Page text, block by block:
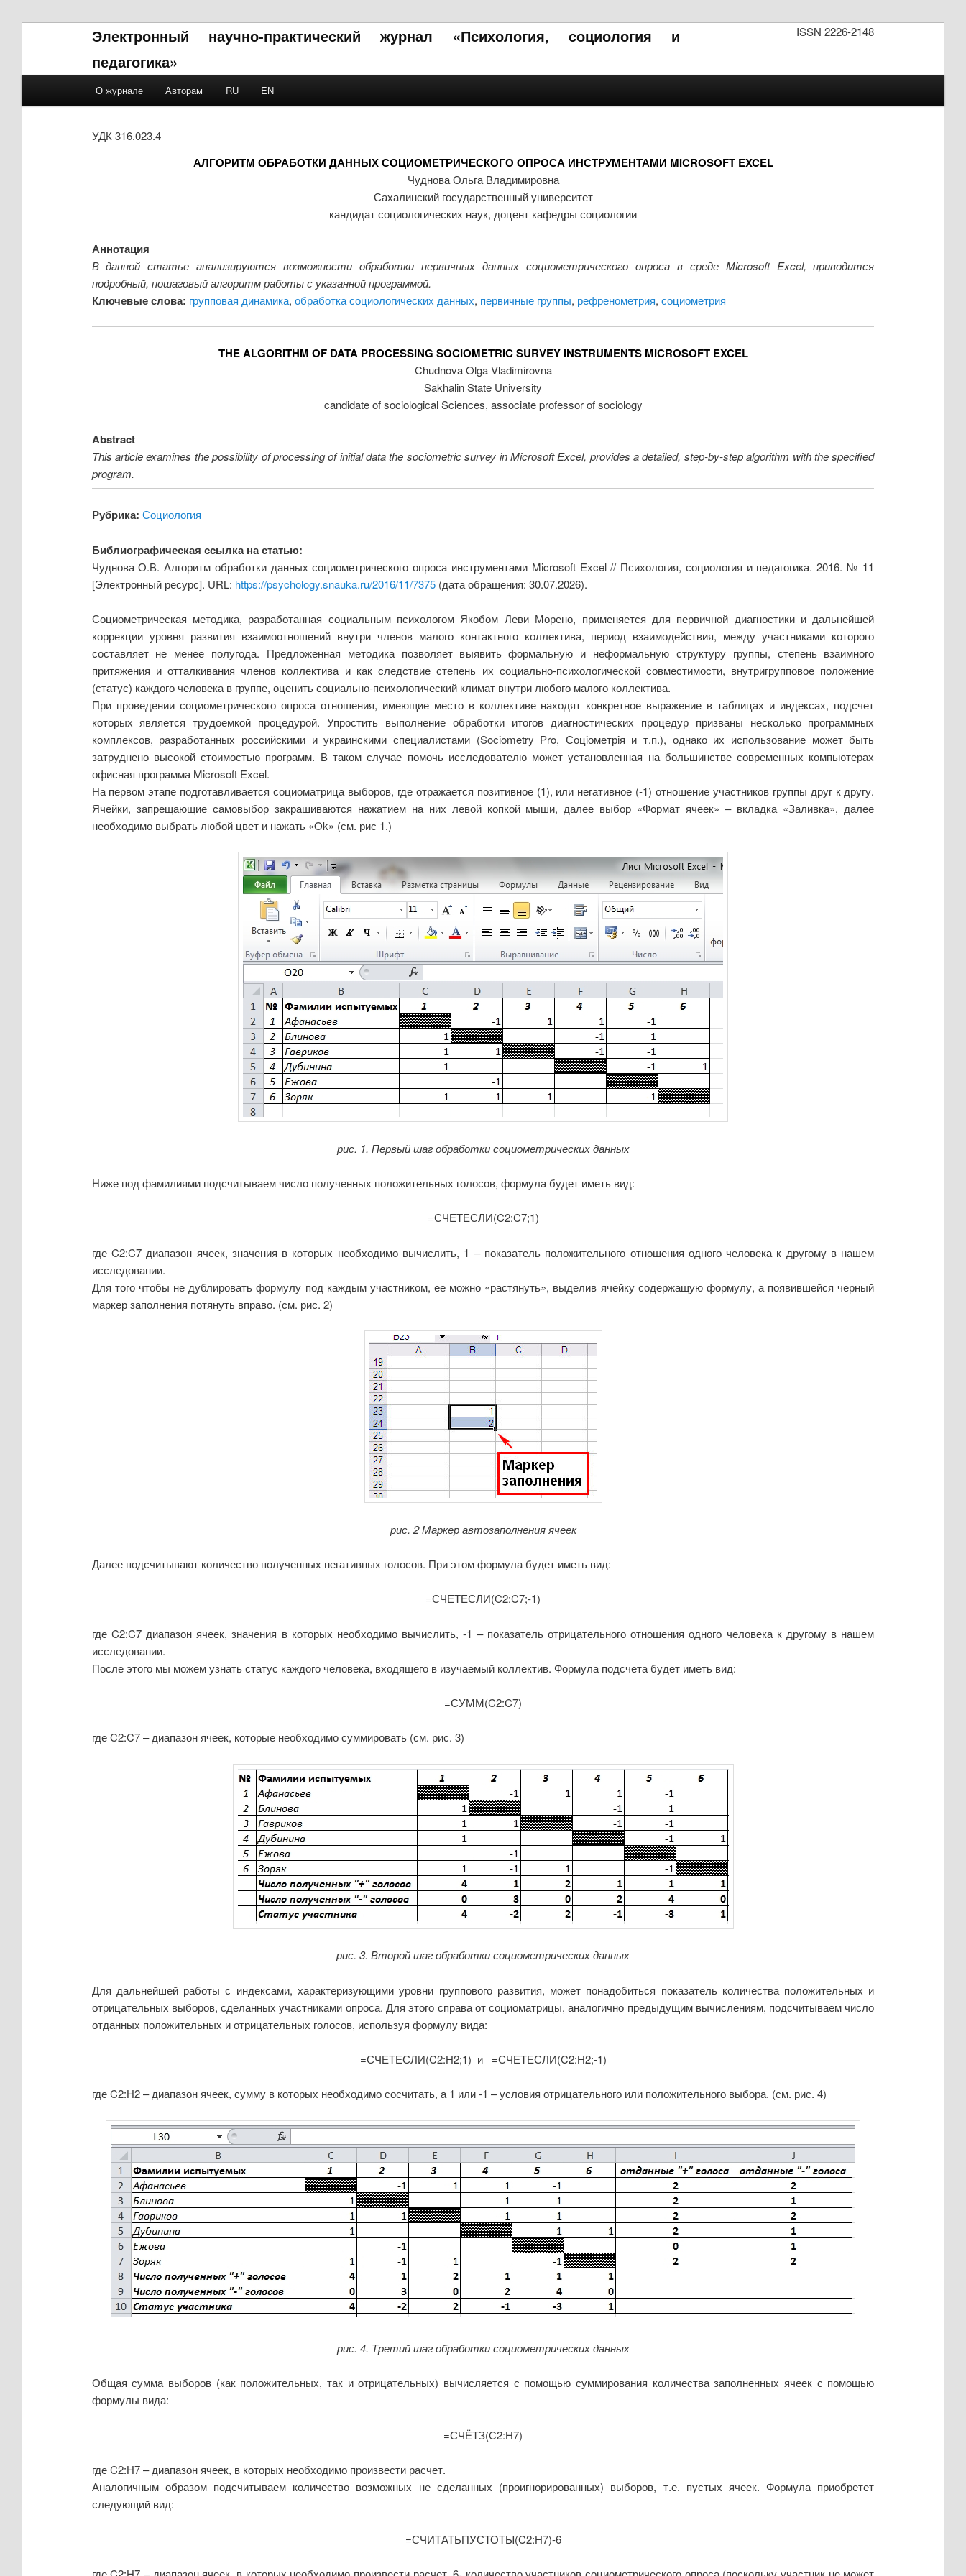
ISSN 2226-2148
Электронный научно-практический журнал «Психология, социология и
педагогика»
Skip to primary content
Skip to secondary content
О журнале Авторам RU EN
УДК 316.023.4
АЛГОРИТМ ОБРАБОТКИ ДАННЫХ СОЦИОМЕТРИЧЕСКОГО ОПРОСА ИНСТРУМЕНТАМИ MICROSOFT EXCEL
Чуднова Ольга Владимировна
Сахалинский государственный университет
кандидат социологических наук, доцент кафедры социологии
Аннотация
В данной статье анализируются возможности обработки первичных данных социометрического опроса в среде Microsoft Excel, приводится
подробный, пошаговый алгоритм работы с указанной программой.
Ключевые слова: групповая динамика, обработка социологических данных, первичные группы, рефренометрия, социометрия
THE ALGORITHM OF DATA PROCESSING SOCIOMETRIC SURVEY INSTRUMENTS MICROSOFT EXCEL
Chudnova Olga Vladimirovna
Sakhalin State University
candidate of sociological Sciences, associate professor of sociology
Abstract
This article examines the possibility of processing of initial data the sociometric survey in Microsoft Excel, provides a detailed, step-by-step algorithm with the specified
program.
Рубрика: Социология
Библиографическая ссылка на статью:
Чуднова О.В. Алгоритм обработки данных социометрического опроса инструментами Microsoft Excel // Психология, социология и педагогика. 2016. № 11
[Электронный ресурс]. URL: https://psychology.snauka.ru/2016/11/7375(дата обращения: 30.07.2026).
Социометрическая методика, разработанная социальным психологом Якобом Леви Морено, применяется для первичной диагностики и дальнейшей
коррекции уровня развития взаимоотношений внутри членов малого контактного коллектива, период взаимодействия, между участниками которого
составляет не менее полугода. Предложенная методика позволяет выявить формальную и неформальную структуру группы, степень взаимного
притяжения и отталкивания членов коллектива и как следствие степень их социально-психологической совместимости, внутригрупповое положение
(статус) каждого человека в группе, оценить социально-психологический климат внутри любого малого коллектива.
При проведении социометрического опроса отношения, имеющие место в коллективе находят конкретное выражение в таблицах и индексах, подсчет
которых является трудоемкой процедурой. Упростить выполнение обработки итогов диагностических процедур призваны несколько программных
комплексов, разработанных российскими и украинскими специалистами (Sociometry Pro, Соцiометрiя и т.п.), однако их использование может быть
затруднено высокой стоимостью программ. В таком случае помочь исследователю может установленная на большинстве современных компьютерах
офисная программа Microsoft Excel.
На первом этапе подготавливается социоматрица выборов, где отражается позитивное (1), или негативное (-1) отношение участников группы друг к другу.
Ячейки, запрещающие самовыбор закрашиваются нажатием на них левой копкой мыши, далее выбор «Формат ячеек» – вкладка «Заливка», далее
необходимо выбрать любой цвет и нажать «Ok» (см. рис 1.)
рис. 1. Первый шаг обработки социометрических данных
Ниже под фамилиями подсчитываем число полученных положительных голосов, формула будет иметь вид:
=СЧЕТЕСЛИ(C2:C7;1)
где C2:C7 диапазон ячеек, значения в которых необходимо вычислить, 1 – показатель положительного отношения одного человека к другому в нашем
исследовании.
Для того чтобы не дублировать формулу под каждым участником, ее можно «растянуть», выделив ячейку содержащую формулу, а появившейся черный
маркер заполнения потянуть вправо. (см. рис. 2)
рис. 2 Маркер автозаполнения ячеек
Далее подсчитывают количество полученных негативных голосов. При этом формула будет иметь вид:
=СЧЕТЕСЛИ(C2:C7;-1)
где C2:C7 диапазон ячеек, значения в которых необходимо вычислить, -1 – показатель отрицательного отношения одного человека к другому в нашем
исследовании.
После этого мы можем узнать статус каждого человека, входящего в изучаемый коллектив. Формула подсчета будет иметь вид:
=СУММ(C2:C7)
где C2:C7 – диапазон ячеек, которые необходимо суммировать (см. рис. 3)
рис. 3. Второй шаг обработки социометрических данных
Для дальнейшей работы с индексами, характеризующими уровни группового развития, может понадобиться показатель количества положительных и
отрицательных выборов, сделанных участниками опроса. Для этого справа от социоматрицы, аналогично предыдущим вычислениям, подсчитываем число
отданных положительных и отрицательных голосов, используя формулу вида:
=СЧЕТЕСЛИ(C2:H2;1) и =СЧЕТЕСЛИ(C2:H2;-1)
где C2:H2 – диапазон ячеек, сумму в которых необходимо сосчитать, а 1 или -1 – условия отрицательного или положительного выбора. (см. рис. 4)
рис. 4. Третий шаг обработки социометрических данных
Общая сумма выборов (как положительных, так и отрицательных) вычисляется с помощью суммирования количества заполненных ячеек с помощью
формулы вида:
=СЧЁТЗ(C2:H7)
где C2:H7 – диапазон ячеек, в которых необходимо произвести расчет.
Аналогичным образом подсчитываем количество возможных не сделанных (проигнорированных) выборов, т.е. пустых ячеек. Формула приобретет
следующий вид:
=СЧИТАТЬПУСТОТЫ(C2:H7)-6